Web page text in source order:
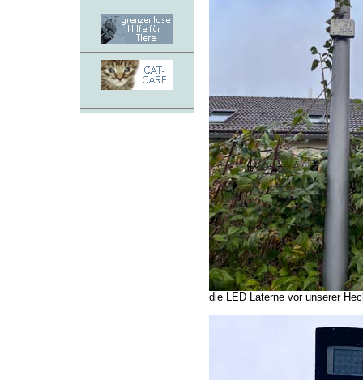
die LED Laterne vor unserer